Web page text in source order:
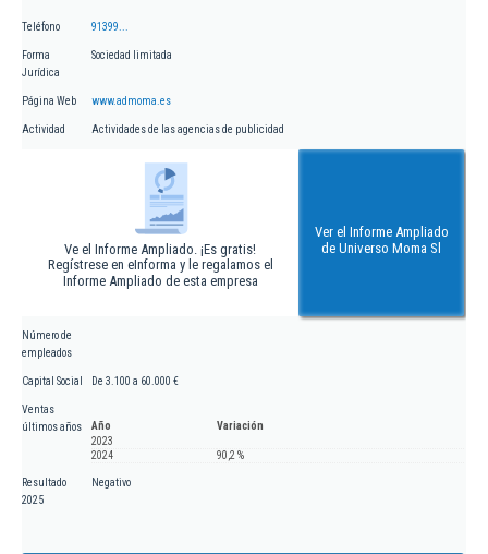
Teléfono 91399...
Forma
Jurídica
Sociedad limitada
Página Web www.admoma.es
Actividad Actividades de las agencias de publicidad
Ve el Informe Ampliado. ¡Es gratis!
Regístrese en eInforma y le regalamos el
Informe Ampliado de esta empresa
Ver el Informe Ampliado
de Universo Moma Sl
Número de
empleados
Capital Social De 3.100 a 60.000 €
Ventas
últimos años
Año
Variación
2023
2024
90,2 %
Resultado
2025
Negativo